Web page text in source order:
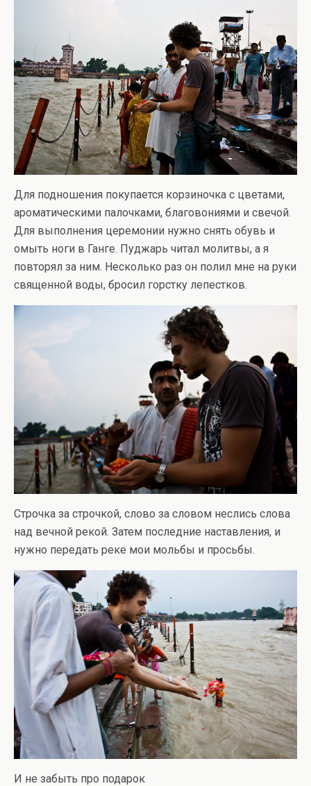
Для подношения покупается корзиночка с цветами,
ароматическими палочками, благовониями и свечой.
Для выполнения церемонии нужно снять обувь и
омыть ноги в Ганге. Пуджарь читал молитвы, а я
повторял за ним. Несколько раз он полил мне на руки
священной воды, бросил горстку лепестков.
Строчка за строчкой, слово за словом неслись слова
над вечной рекой. Затем последние наставления, и
нужно передать реке мои мольбы и просьбы.
И не забыть про подарок